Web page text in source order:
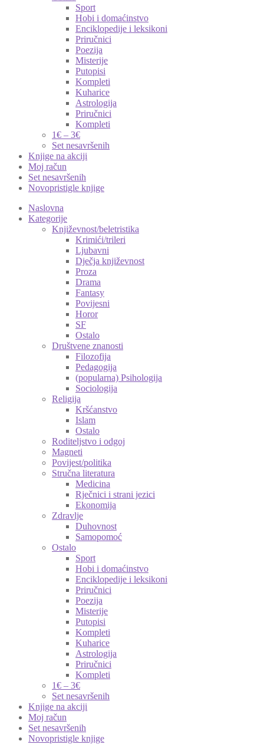
Sport
Hobi i domaćinstvo
Enciklopedije i leksikoni
Priručnici
Poezija
Misterije
Putopisi
Kompleti
Kuharice
Astrologija
Priručnici
Kompleti
1€ – 3€
Set nesavršenih
Knjige na akciji
Moj račun
Set nesavršenih
Novopristigle knjige
Naslovna
Kategorije
Književnost/beletristika
Krimići/trileri
Ljubavni
Dječja književnost
Proza
Drama
Fantasy
Povijesni
Horor
SF
Ostalo
Društvene znanosti
Filozofija
Pedagogija
(popularna) Psihologija
Sociologija
Religija
Kršćanstvo
Islam
Ostalo
Roditeljstvo i odgoj
Magneti
Povijest/politika
Stručna literatura
Medicina
Rječnici i strani jezici
Ekonomija
Zdravlje
Duhovnost
Samopomoć
Ostalo
Sport
Hobi i domaćinstvo
Enciklopedije i leksikoni
Priručnici
Poezija
Misterije
Putopisi
Kompleti
Kuharice
Astrologija
Priručnici
Kompleti
1€ – 3€
Set nesavršenih
Knjige na akciji
Moj račun
Set nesavršenih
Novopristigle knjige